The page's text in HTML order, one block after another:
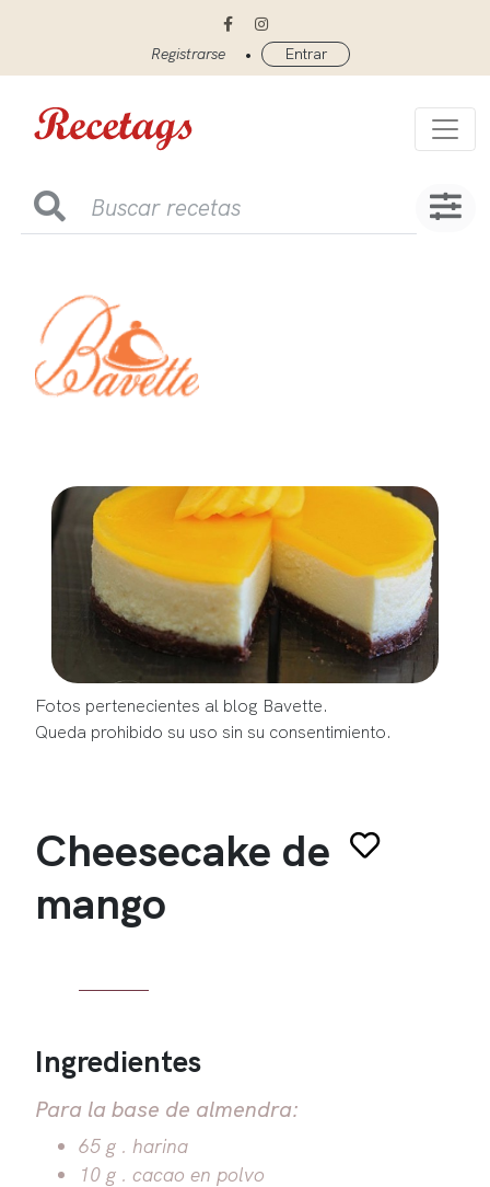
Registrarse • Entrar
Fotos pertenecientes al blog Bavette.
Queda prohibido su uso sin su consentimiento.
Cheesecake de
mango
Ingredientes
Para la base de almendra:
65 g . harina
10 g . cacao en polvo